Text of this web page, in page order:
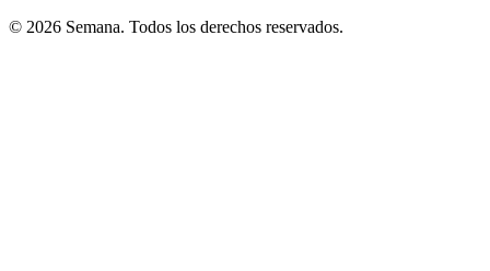
© 2026 Semana. Todos los derechos reservados.